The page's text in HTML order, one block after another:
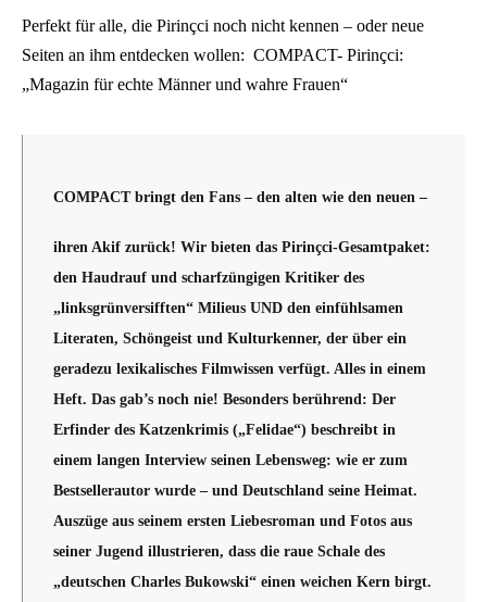
Perfekt für alle, die Pirinçci noch nicht kennen – oder neue
Seiten an ihm entdecken wollen: COMPACT- Pirinçci:
„Magazin für echte Männer und wahre Frauen“
COMPACT bringt den Fans – den alten wie den neuen –
ihren Akif zurück! Wir bieten das Pirinçci-Gesamtpaket:
den Haudrauf und scharfzüngigen Kritiker des
„linksgrünversifften“ Milieus UND den einfühlsamen
Literaten, Schöngeist und Kulturkenner, der über ein
geradezu lexikalisches Filmwissen verfügt. Alles in einem
Heft. Das gab’s noch nie! Besonders berührend: Der
Erfinder des Katzenkrimis („Felidae“) beschreibt in
einem langen Interview seinen Lebensweg: wie er zum
Bestsellerautor wurde – und Deutschland seine Heimat.
Auszüge aus seinem ersten Liebesroman und Fotos aus
seiner Jugend illustrieren, dass die raue Schale des
„deutschen Charles Bukowski“ einen weichen Kern birgt.